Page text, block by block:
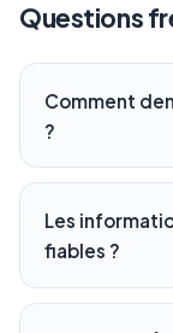
Questions
Comment
?
Les
fiables ?